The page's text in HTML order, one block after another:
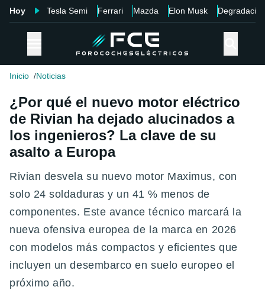
Hoy Tesla Semi Ferrari Mazda Elon Musk Degradación
Inicio Noticias
¿Por qué el nuevo motor eléctrico
de Rivian ha dejado alucinados a
los ingenieros? La clave de su
asalto a Europa
Rivian desvela su nuevo motor Maximus, con
solo 24 soldaduras y un 41 % menos de
componentes. Este avance técnico marcará la
nueva ofensiva europea de la marca en 2026
con modelos más compactos y eficientes que
incluyen un desembarco en suelo europeo el
próximo año.